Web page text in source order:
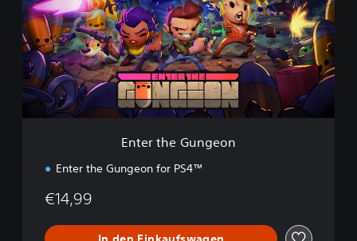
r
t
h
e
G
u
n
g
Enter the Gungeon
Enter the Gungeon for PS4™
€14,99